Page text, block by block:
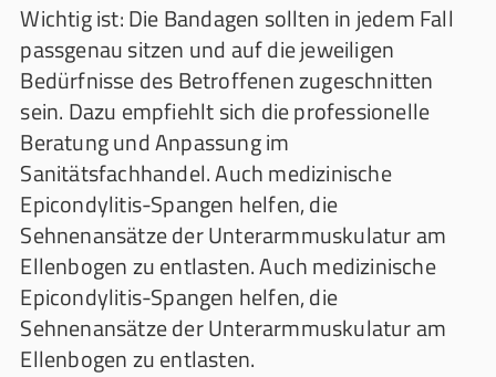
Wichtig ist: Die Bandagen sollten in jedem Fall
passgenau sitzen und auf die jeweiligen
Bedürfnisse des Betroffenen zugeschnitten
sein. Dazu empfiehlt sich die professionelle
Beratung und Anpassung im
Sanitätsfachhandel. Auch medizinische
Epicondylitis-Spangen helfen, die
Sehnenansätze der Unterarmmuskulatur am
Ellenbogen zu entlasten. Auch medizinische
Epicondylitis-Spangen helfen, die
Sehnenansätze der Unterarmmuskulatur am
Ellenbogen zu entlasten.